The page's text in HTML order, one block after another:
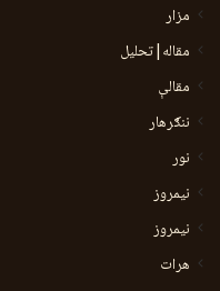
مزار
مقاله|تحلیل
مقالې
ننګرهار
نور
نيمروز
نیمروز
هرات